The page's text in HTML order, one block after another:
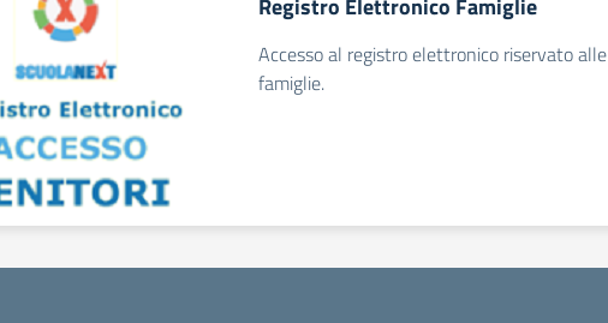
Registro Elettronico Famiglie
Accesso al registro elettronico riservato alle
famiglie.